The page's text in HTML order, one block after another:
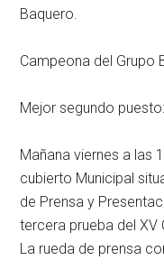
Baquero.
Campeona del Grupo
Mejor segundo
Mañana viernes a las
cubierto Municipal
de Prensa y
tercera prueba del XV
La rueda de prensa